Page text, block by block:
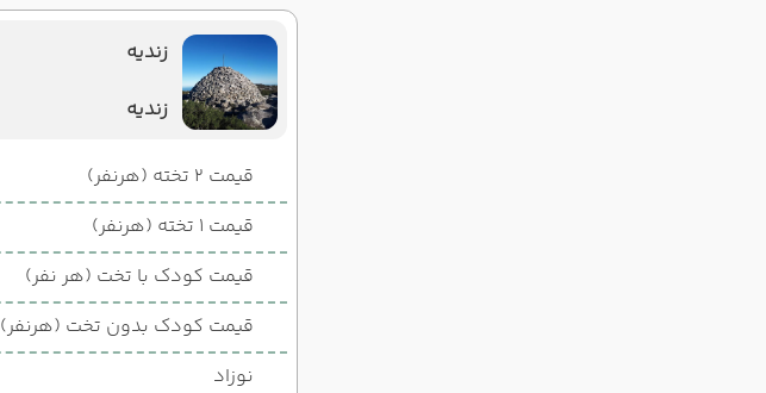
زندیه
زندیه
قیمت 2 تخته (هرنفر)
قیمت 1 تخته (هرنفر)
قیمت کودک با تخت (هر نفر)
قیمت کودک بدون تخت (هرنفر)
نوزاد